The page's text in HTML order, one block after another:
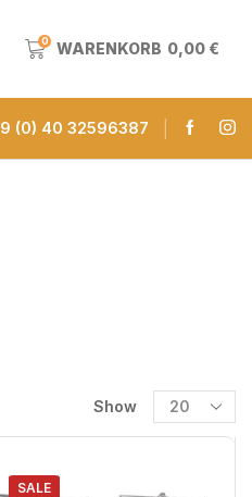
0 WARENKORB 0,00 €
(0) 40 32596387
Show
SALE